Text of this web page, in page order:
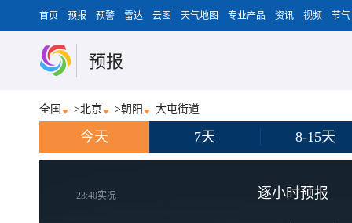
首页 预报 预警 雷达 云图 天气地图 专业产品 资讯 视频 节气
预报
全国 >北京 >朝阳 大屯街道
今天 7天 8-15天
23:40实况 逐小时预报